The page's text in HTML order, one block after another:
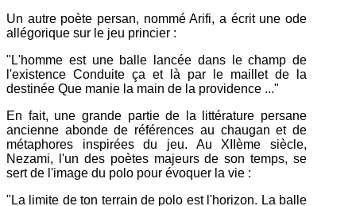
Un autre poète persan, nommé Arifi, a écrit une ode
allégorique sur le jeu princier :
"L'homme est une balle lancée dans le champ de
l'existence Conduite ça et là par le maillet de la
destinée Que manie la main de la providence ..."
En fait, une grande partie de la littérature persane
ancienne abonde de références au chaugan et de
métaphores inspirées du jeu. Au XIIème siècle,
Nezami, l'un des poètes majeurs de son temps, se
sert de l'image du polo pour évoquer la vie :
"La limite de ton terrain de polo est l'horizon. La balle